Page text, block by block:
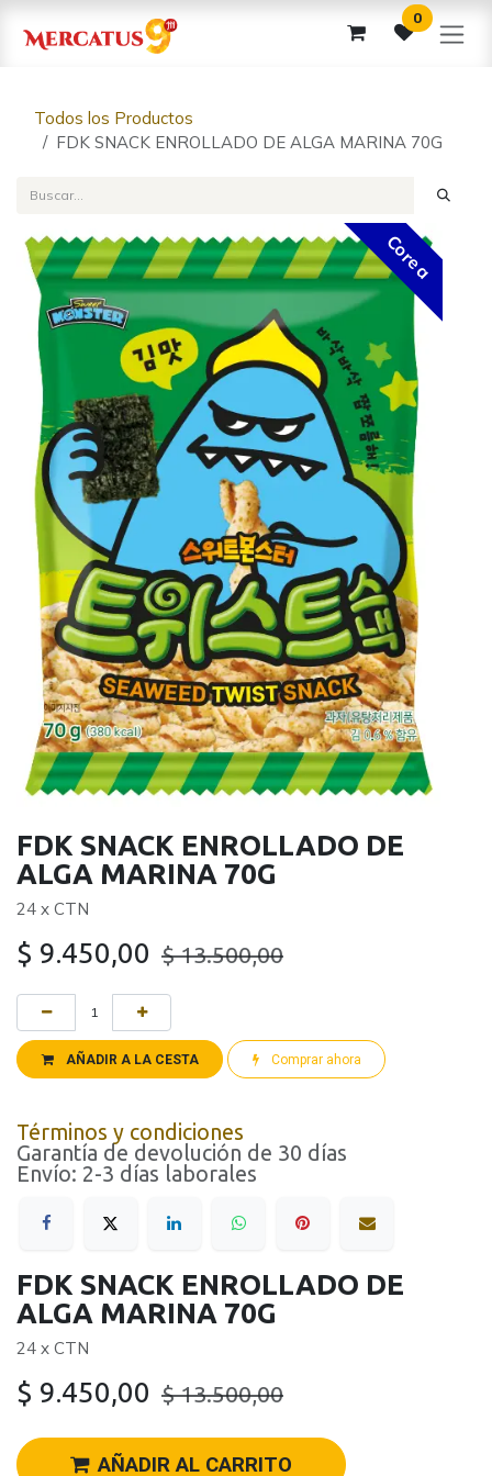
0
Todos los Productos
FDK SNACK ENROLLADO DE ALGA MARINA 70G
Corea
FDK SNACK ENROLLADO DE
ALGA MARINA 70G
24 x CTN
$ 9.450,00 $13.500,00
AÑADIR A LA CESTA Comprar ahora
Términos y condiciones
Garantía de devolución de 30 días
Envío: 2-3 días laborales
FDK SNACK ENROLLADO DE
ALGA MARINA 70G
24 x CTN
$ 9.450,00 $13.500,00
AÑADIR AL CARRITO